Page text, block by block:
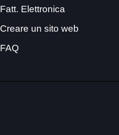
Fatt. Elettronica
Creare un sito web
FAQ